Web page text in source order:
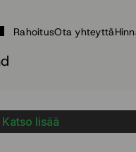
RahoitusOta yhteyttä
lisää